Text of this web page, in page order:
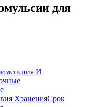
для
И
ХраненияСрок